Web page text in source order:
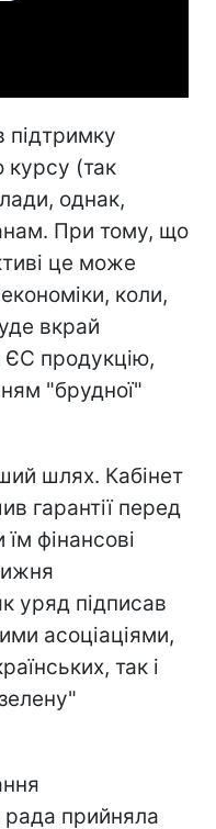
підтримку
курсу (так
однак,
При тому, що
це може
коли,
вкрай
ЄС продукцію,
"брудної"
шлях. Кабінет
гарантії перед
фінансові
уряд підписав
асоціаціями,
так і
прийняла